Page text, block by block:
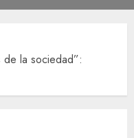
de la sociedad”: